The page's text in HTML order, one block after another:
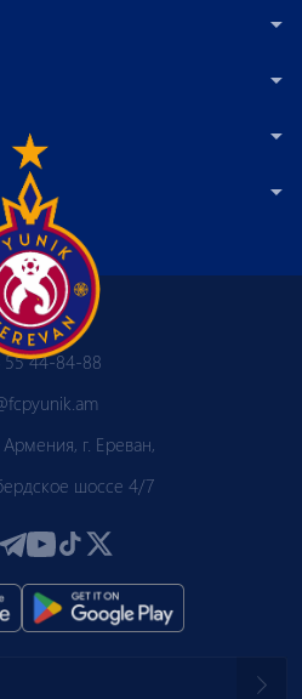
55 44-84-88
г. Ереван,
шоссе 4/7